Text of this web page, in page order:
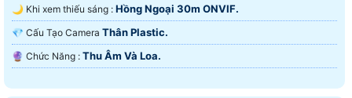
🌙 Khi xem thiếu sáng : Hồng Ngoại 30m ONVIF.
💎 Cấu Tạo Camera Thân Plastic.
️🔮 Chức Năng : Thu Âm Và Loa.